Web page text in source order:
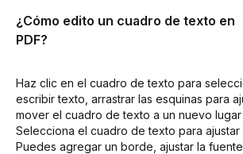
¿Cómo edito un cuadro de texto en
PDF?
Haz clic en el cuadro de texto para
escribir texto, arrastrar las esquinas para
mover el cuadro de texto a un nuevo lugar
Selecciona el cuadro de texto para ajustar
Puedes agregar un borde, ajustar la